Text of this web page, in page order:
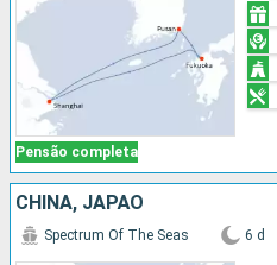
Pensão completa
CHINA, JAPÃO
Spectrum Of The Seas 6 d